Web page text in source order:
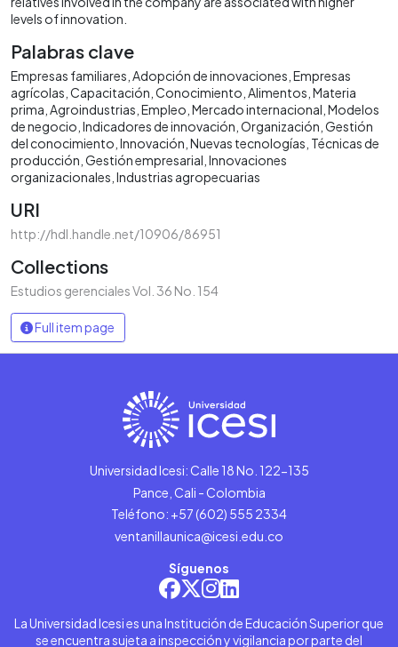
levels of innovation.
Palabras clave
Empresas familiares Adopción de innovaciones Empresas
agrícolas Capacitación Conocimiento Alimentos Materia
prima Agroindustrias Empleo Mercado internacional Modelos
de negocio Indicadores de innovación Organización Gestión
del conocimiento Innovación Nuevas tecnologías Técnicas de
producción Gestión empresarial Innovaciones
organizacionales Industrias agropecuarias
URI
http://hdl.handle.net/10906/86951
Collections
Estudios gerenciales Vol. 36 No. 154
Full item page
Universidad Icesi: Calle 18 No. 122-135
Pance, Cali - Colombia
Teléfono: +57 (602) 555 2334
ventanillaunica@icesi.edu.co
Síguenos
La Universidad Icesi es una Institución de Educación Superior que
se encuentra sujeta a inspección y vigilancia por parte del